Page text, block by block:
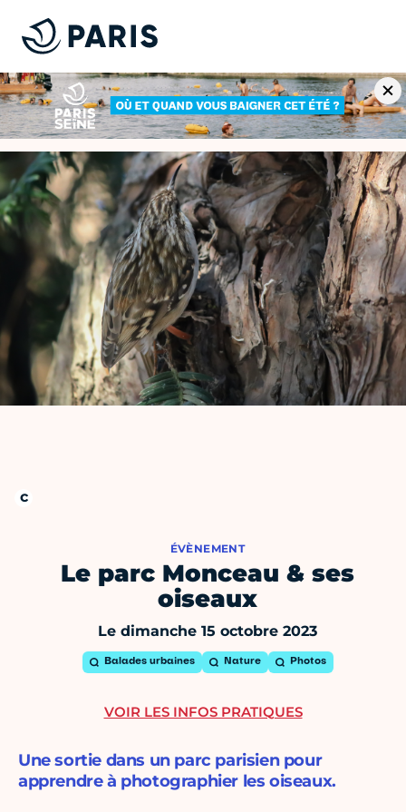
ÉVÈNEMENT
Le parc Monceau & ses
oiseaux
Le dimanche 15 octobre 2023
Balades urbaines Nature Photos
Une sortie dans un parc parisien pour
apprendre à photographier les oiseaux.
VOIR LES INFOS PRATIQUES